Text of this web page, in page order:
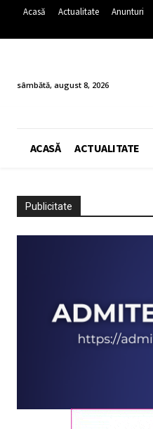
Acasă Actualitate Anunturi
sâmbătă, august 8, 2026
ACASĂ ACTUALITATE
Publicitate